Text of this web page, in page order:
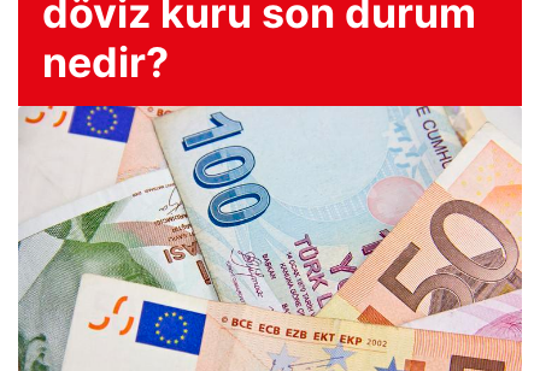
döviz kuru son durum
nedir?